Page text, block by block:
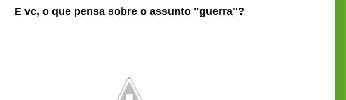
E vc, o que pensa sobre o assunto "guerra"?